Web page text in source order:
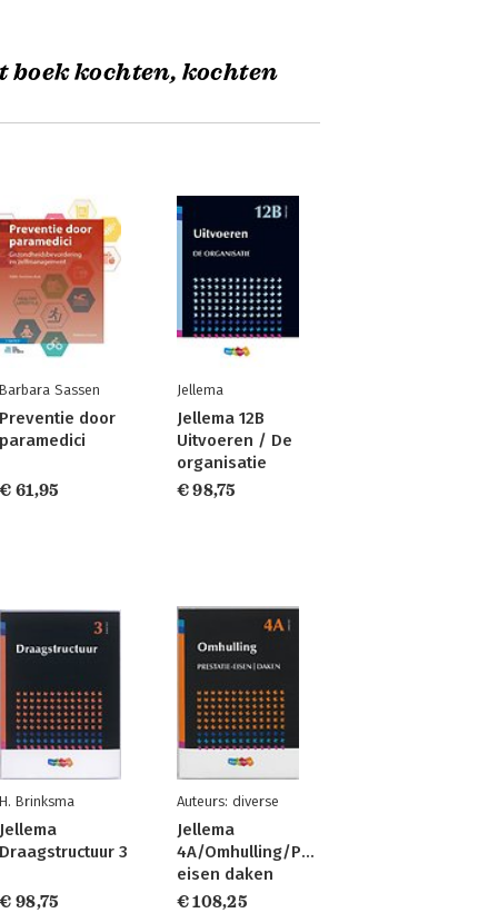
boek kochten, kochten
Barbara Sassen
Preventie door
paramedici
€ 61,95
Jellema
Jellema 12B
Uitvoeren / De
organisatie
€ 98,75
H. Brinksma
Jellema
Draagstructuur 3
€ 98,75
Auteurs: diverse
Jellema
4A/Omhulling/Prestatie-
eisen daken
€ 108,25